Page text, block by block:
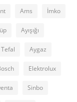
Ams İmko
Ayışığı
Tefal Aygaz
Elektrolux
Sinbo